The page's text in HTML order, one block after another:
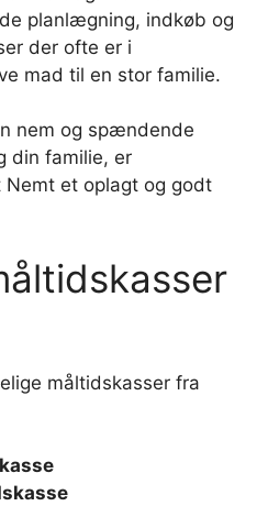
planlægning, indkøb og
der ofte er i
mad til en stor familie.
nem og spændende
din familie, er
Nemt et oplagt og godt
måltidskasser fra